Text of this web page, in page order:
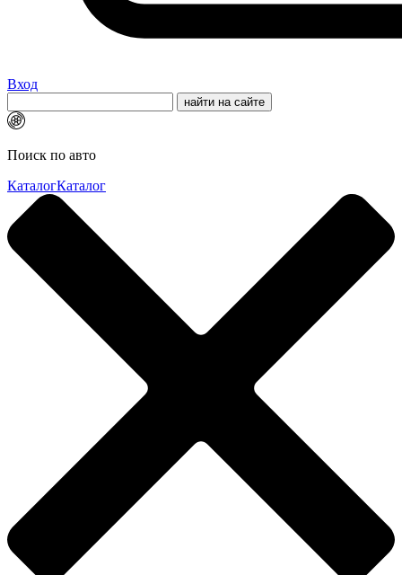
Вход
Поиск по авто
КаталогКаталог